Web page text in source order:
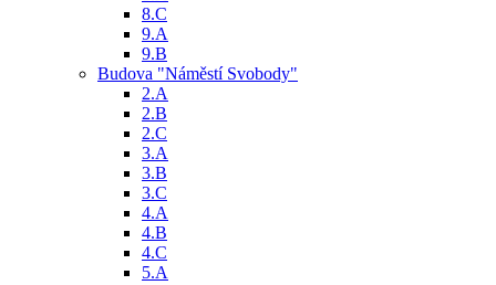
8.C
9.A
9.B
Budova "Náměstí Svobody"
2.A
2.B
2.C
3.A
3.B
3.C
4.A
4.B
4.C
5.A